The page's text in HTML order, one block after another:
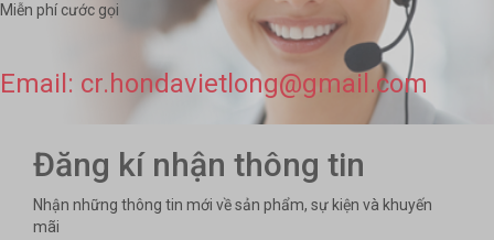
Miễn phí cước gọi
Email: cr.hondavietlong@gmail.com
Đăng kí nhận thông tin
Nhận những thông tin mới về sản phẩm, sự kiện và khuyến
mãi